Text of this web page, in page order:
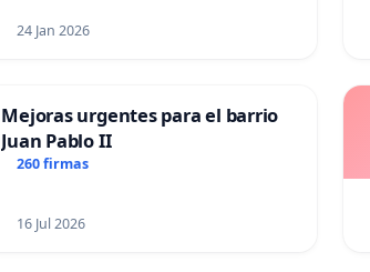
24 Jan 2026
Mejoras urgentes para el barrio
Juan Pablo II
260 firmas
16 Jul 2026